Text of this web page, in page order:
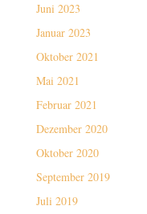
Juni 2023
Januar 2023
Oktober 2021
Mai 2021
Februar 2021
Dezember 2020
Oktober 2020
September 2019
Juli 2019